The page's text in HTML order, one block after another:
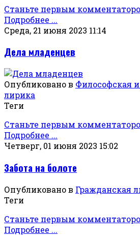
Станьте первым
Подробнее ...
Среда, 21 июня 2023 11:14
Дела младенцев
Опубликовано в Философская
лирика
Теги
Станьте первым
Подробнее ...
Четверг, 01 июня 2023 15:02
Забота на болоте
Опубликовано в Гражданская
Теги
Станьте первым
Подробнее ...